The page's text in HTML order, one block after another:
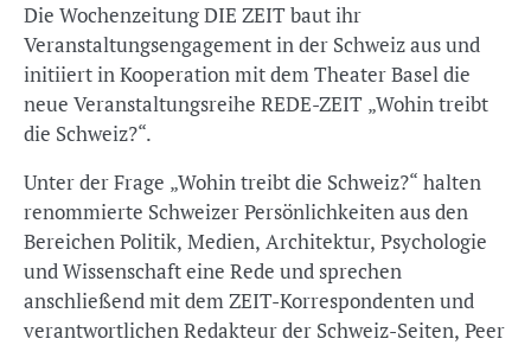
Die Wochenzeitung DIE ZEIT baut ihr
Veranstaltungsengagement in der Schweiz aus und
initiiert in Kooperation mit dem Theater Basel die
neue Veranstaltungsreihe REDE-ZEIT „Wohin treibt
die Schweiz?“.
Unter der Frage „Wohin treibt die Schweiz?“ halten
renommierte Schweizer Persönlichkeiten aus den
Bereichen Politik, Medien, Architektur, Psychologie
und Wissenschaft eine Rede und sprechen
anschließend mit dem ZEIT-Korrespondenten und
verantwortlichen Redakteur der Schweiz-Seiten, Peer